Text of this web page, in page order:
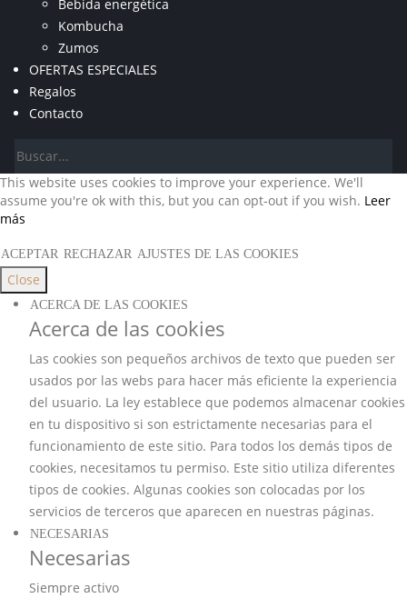
Bebida energética
Kombucha
Zumos
OFERTAS ESPECIALES
Regalos
Contacto
This website uses cookies to improve your experience. We'll
assume you're ok with this, but you can opt-out if you wish. Leer
más
ACEPTAR RECHAZAR AJUSTES DE LAS COOKIES
Close
ACERCA DE LAS COOKIES
Acerca de las cookies
Las cookies son pequeños archivos de texto que pueden ser
usados por las webs para hacer más eficiente la experiencia
del usuario. La ley establece que podemos almacenar cookies
en tu dispositivo si son estrictamente necesarias para el
funcionamiento de este sitio. Para todos los demás tipos de
cookies, necesitamos tu permiso. Este sitio utiliza diferentes
tipos de cookies. Algunas cookies son colocadas por los
servicios de terceros que aparecen en nuestras páginas.
NECESARIAS
Necesarias
Siempre activo